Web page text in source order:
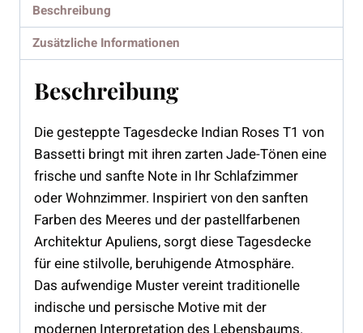
Beschreibung
Zusätzliche Informationen
Beschreibung
Die gesteppte Tagesdecke Indian Roses T1 von
Bassetti bringt mit ihren zarten Jade-Tönen eine
frische und sanfte Note in Ihr Schlafzimmer
oder Wohnzimmer. Inspiriert von den sanften
Farben des Meeres und der pastellfarbenen
Architektur Apuliens, sorgt diese Tagesdecke
für eine stilvolle, beruhigende Atmosphäre.
Das aufwendige Muster vereint traditionelle
indische und persische Motive mit der